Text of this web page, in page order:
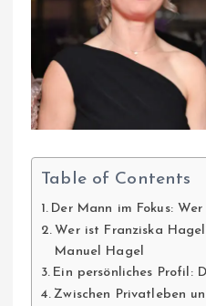
Table of Contents
Der Mann im Fokus:
Wer ist Franziska
Manuel Hagel
Ein persönliches Profil:
Zwischen Privatleben